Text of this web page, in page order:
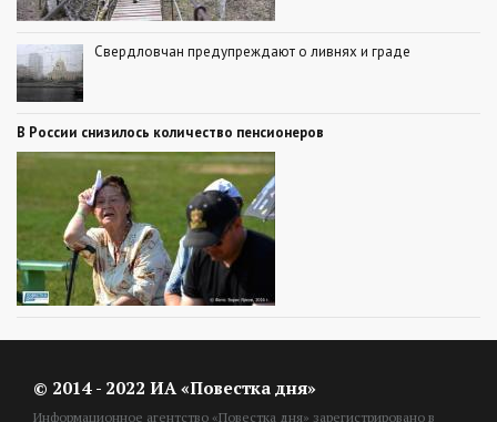
Свердловчан предупреждают о ливнях и граде
В России снизилось количество пенсионеров
© 2014 - 2022 ИА «Повестка дня»
Информационное агентство «Повестка дня» зарегистрировано в